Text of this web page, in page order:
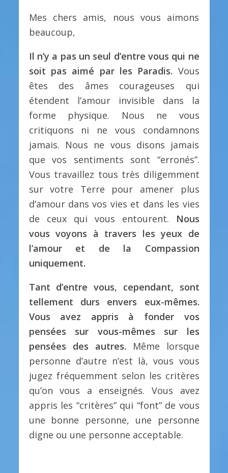
Mes chers amis, nous vous aimons
beaucoup,
Il n’y a pas un seul d’entre vous qui ne
soit pas aimé par les Paradis. Vous
êtes des âmes courageuses qui
étendent l’amour invisible dans la
forme physique. Nous ne vous
critiquons ni ne vous condamnons
jamais. Nous ne vous disons jamais
que vos sentiments sont “erronés”.
Vous travaillez tous très diligemment
sur votre Terre pour amener plus
d’amour dans vos vies et dans les vies
de ceux qui vous entourent.
Nous
vous voyons à travers les yeux de
l’amour et de la Compassion
uniquement.
Tant d’entre vous, cependant, sont
tellement durs envers eux-mêmes.
Vous avez appris à fonder vos
pensées sur vous-mêmes sur les
pensées des autres. Même lorsque
personne d’autre n’est là, vous vous
jugez fréquemment selon les critères
qu’on vous a enseignés. Vous avez
appris les “critères” qui “font” de vous
une bonne personne, une personne
digne ou une personne acceptable.